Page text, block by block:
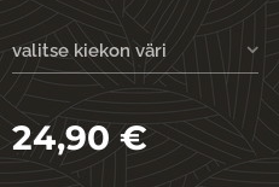
valitse kiekon väri
24,90€